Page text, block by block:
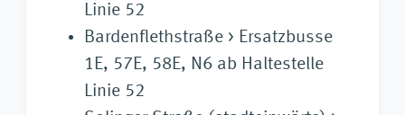
Linie 52
Bardenflethstraße > Ersatzbusse
1E, 57E, 58E, N6 ab Haltestelle
Linie 52